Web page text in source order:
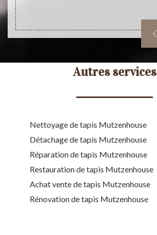
Autres services
Nettoyage de tapis Mutzenhouse
Détachage de tapis Mutzenhouse
Réparation de tapis Mutzenhouse
Restauration de tapis Mutzenhouse
Achat vente de tapis Mutzenhouse
Rénovation de tapis Mutzenhouse